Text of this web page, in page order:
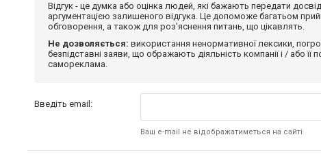
Відгук - це думка або оцінка людей, які бажають передати
аргументацією залишеного відгука. Це допоможе багатьом
обговорення, а також для роз'яснення питань, що цікавлять.
Не дозволяється: використання ненормативної лексики,
безпідставні заяви, що ображають діяльність компанії і / або
самореклама.
Введіть email:
Ваш e-mail не відображатиметься на сайті